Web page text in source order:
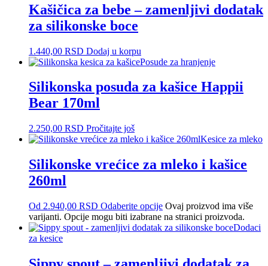
Kašičica za bebe – zamenljivi dodatak
za silikonske boce
1.440,00 RSD Dodaj u korpu
Posude za hranjenje
Silikonska posuda za kašice Happii
Bear 170ml
2.250,00 RSD Pročitajte još
Kesice za mleko
Silikonske vrećice za mleko i kašice
260ml
Od 2.940,00 RSD Odaberite opcije Ovaj proizvod ima više
varijanti. Opcije mogu biti izabrane na stranici proizvoda.
Dodaci
za kesice